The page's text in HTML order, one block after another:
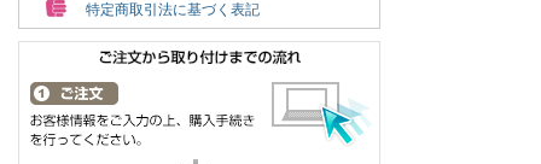
特定商取引法に基づく表記